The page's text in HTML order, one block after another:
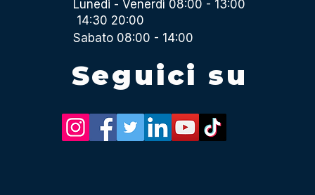
Lunedi - Venerdì 08:00 - 13:00
14:30 20:00
Sabato 08:00 - 14:00
Seguici su